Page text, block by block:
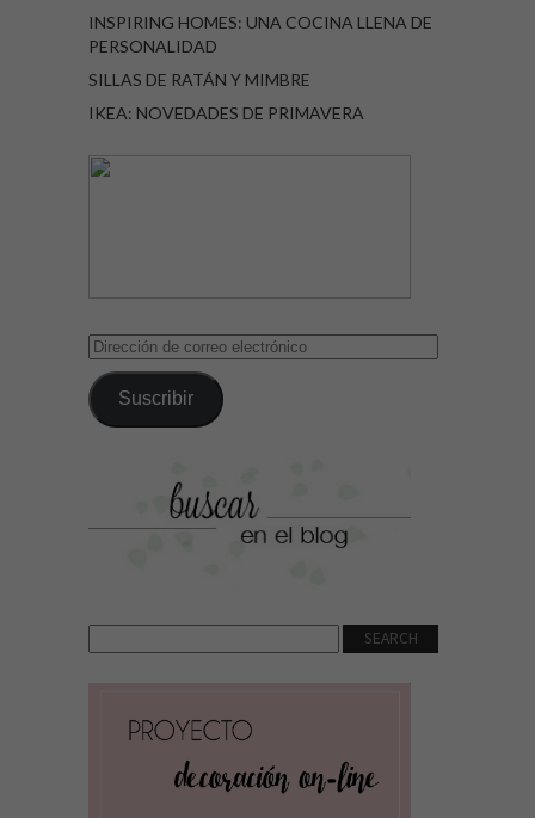
INSPIRING HOMES: UNA COCINA LLENA DE
PERSONALIDAD
SILLAS DE RATÁN Y MIMBRE
IKEA: NOVEDADES DE PRIMAVERA
Dirección
correo
electrónico
Suscribir